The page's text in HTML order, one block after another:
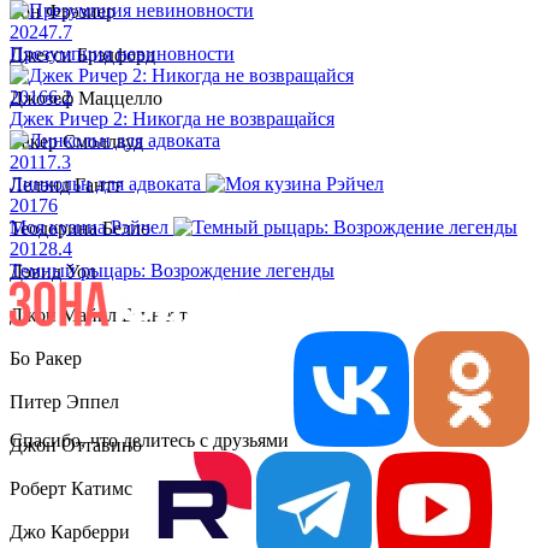
Рон Фрэзиер
Джесси Брэдфорд
Джозеф Маццелло
Такер Смоллвуд
Лелэнд Гантт
Теодорина Белло
Дэвид Уол
Джон Майкл Беннетт
Бо Ракер
Питер Эппел
Джон Оттавино
Роберт Катимс
Джо Карберри
20247.7
Презумпция невиновности
20166.2
Джек Ричер 2: Никогда не возвращайся
2011 7.3
Линкольн для адвоката
20176
Моя кузина Рэйчел
20128.4
Темный рыцарь: Возрождение легенды
Спасибо, что делитесь с друзьями